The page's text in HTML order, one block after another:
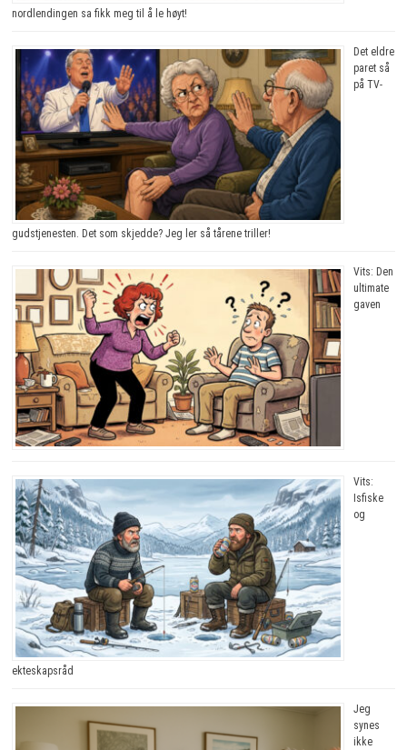
nordlendingen sa fikk meg til å le høyt!
Det eldre
paret så
på TV-
gudstjenesten. Det som skjedde? Jeg ler så tårene triller!
Vits: Den
ultimate
gaven
Vits:
Isfiske
og
ekteskapsråd
Jeg
synes
ikke